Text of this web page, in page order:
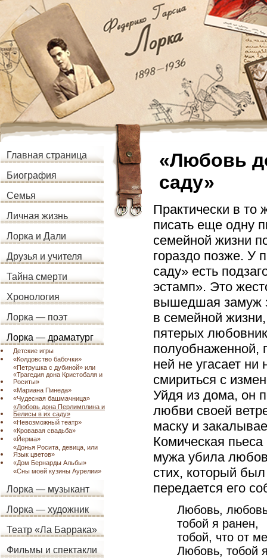
Главная страница
Биография
Семья
Личная жизнь
Лорка и Дали
Друзья и учителя
Тайна смерти
Хронология
Лорка — поэт
Лорка — драматург
Детские игры
«Колдовство бабочки»
«Петрушка с дубиной» или
«Трагедия дона Кристобаля и
Роситы»
«Мариана Пинеда»
«Чудесная башмачница»
«Любовь дона Перлимплина и
Белисы в их саду»
«Невозможный театр»
«Кровавая свадьба»
«Йерма»
«Донья Росита, девица, или
Язык цветов»
«Дом Бернарды Альбы»
«Сны моей кузины Аурелии»
Лорка — музыкант
Лорка — художник
Театр «Ла Баррака»
Фильмы и спектакли
«Любовь
саду»
Практически в то
писать еще одну
семейной жизни
гораздо позже. У
саду» есть
эстамп». Это
вышедшая замуж
в семейной
пятерых
полуобнаженной,
ней не угасает
смириться с
Уйдя из дома, он
любви своей
маску и
Комическая
мужа убила
стих, который
передается его
Любовь,
тобой я ранен,
тобой, что от
Любовь, тобой